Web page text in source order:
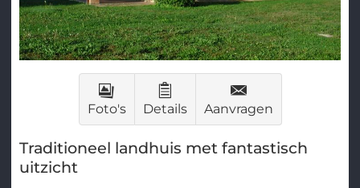
Foto's Details Aanvragen
Traditioneel landhuis met fantastisch
uitzicht